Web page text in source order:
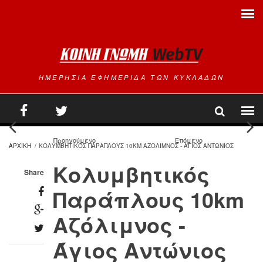
ΗΜΕΡΗΣΙΑ ΕΦΗΜΕΡΙΔΑ ΤΩΝ ΚΥΚΛΑΔΩΝ
Προηγούμενο Επόμενο
ΑΡΧΙΚΗ / ΚΟΛΥΜΒΗΤΙΚΟΣ ΠΑΡΑΠΛΟΥΣ 10KM ΑΖΟΛΙΜΝΟΣ - ΑΓΙΟΣ ΑΝΤΩΝΙΟΣ
Share
Κολυμβητικός
Παράπλους 10km
Αζόλιμνος -
Άγιος Αντώνιος